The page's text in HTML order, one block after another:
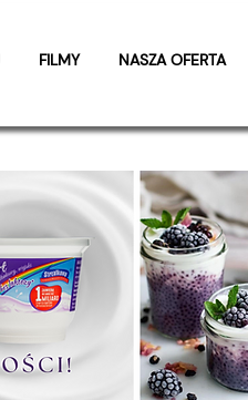
FILMY NASZA OFERTA